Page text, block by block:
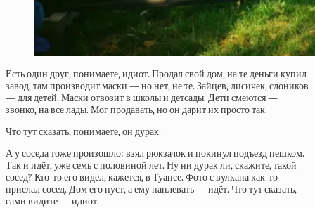
Есть один друг, понимаете, идиот. Продал свой дом, на те деньги купил
завод, там производит маски — но нет, не те. Зайцев, лисичек, слоников
— для детей. Маски отвозит в школы и детсады. Дети смеются —
звонко, на все лады. Мог продавать, но он дарит их просто так.
Что тут сказать, понимаете, он дурак.
А у соседа тоже произошло: взял рюкзачок и покинул подъезд пешком.
Так и идёт, уже семь с половиной лет. Ну ни дурак ли, скажите, такой
сосед? Кто-то его видел, кажется, в Туапсе. Фото с вулкана как-то
прислал сосед. Дом его пуст, а ему наплевать — идёт. Что тут сказать,
сами видите — идиот.